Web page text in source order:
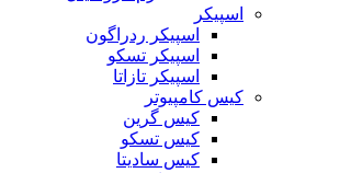
اسپیکر
اسپیکر ردراگون
اسپیکر تسکو
اسپیکر تازاتا
کیس کامپیوتر
کیس گرین
کیس تسکو
کیس سادیتا